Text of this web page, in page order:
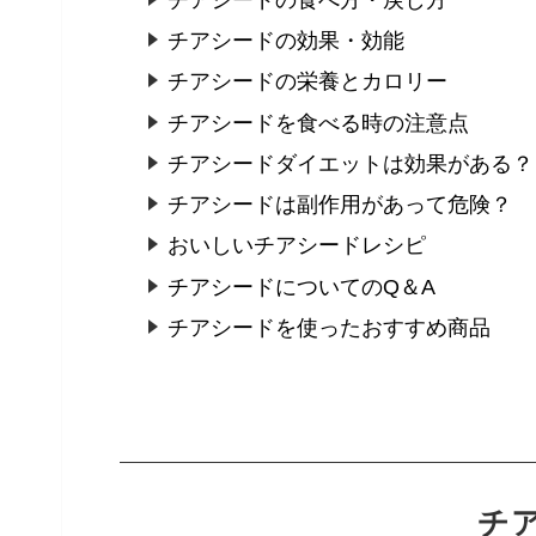
チアシードの効果・効能
チアシードの栄養とカロリー
チアシードを食べる時の注意点
チアシードダイエットは効果がある？
チアシードは副作用があって危険？
おいしいチアシードレシピ
チアシードについてのQ＆A
チアシードを使ったおすすめ商品
チ